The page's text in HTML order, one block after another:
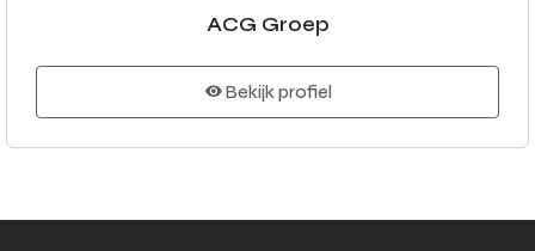
ACG Groep
Bekijk profiel